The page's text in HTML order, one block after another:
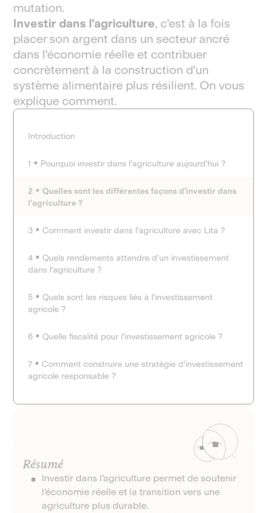
mutation.
Investir dans l'agriculture, c'est à la fois
placer son argent dans un secteur ancré
dans l'économie réelle et contribuer
concrètement à la construction d'un
système alimentaire plus résilient. On vous
explique comment.
Introduction
1 Pourquoi investir dans l'agriculture aujourd'hui ?
2
Quelles sont les différentes façons d'investir dans
l'agriculture ?
3 Comment investir dans l'agriculture avec Lita ?
4
Quels rendements attendre d'un investissement
dans l'agriculture ?
5
Quels sont les risques liés à l'investissement
agricole ?
6 Quelle fiscalité pour l'investissement agricole ?
7
Comment construire une stratégie d'investissement
agricole responsable ?
Résumé
Investir dans l’agriculture permet de soutenir
l’économie réelle et la transition vers une
agriculture plus durable.